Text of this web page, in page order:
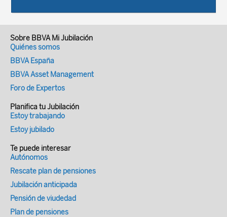
Sobre BBVA Mi Jubilación
Quiénes somos
BBVA España
BBVA Asset Management
Foro de Expertos
Planifica tu Jubilación
Estoy trabajando
Estoy jubilado
Te puede interesar
Autónomos
Rescate plan de pensiones
Jubilación anticipada
Pensión de viudedad
Plan de pensiones